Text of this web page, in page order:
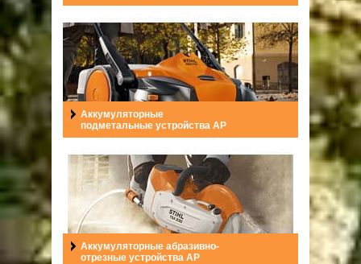
Аккумуляторные
подметальные устройства AP
Аккумуляторные абразивно-
отрезные устройства AP